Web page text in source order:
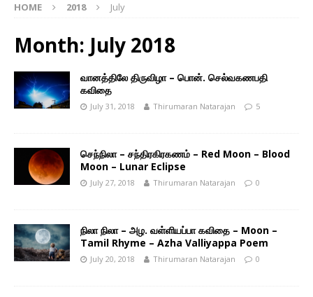
HOME 2018 July
Month: July 2018
வானத்திலே திருவிழா – பொன். செல்வகணபதி
கவிதை
July 31, 2018 Thirumaran Natarajan 5
செந்நிலா – சந்திரகிரகணம் – Red Moon – Blood
Moon – Lunar Eclipse
July 27, 2018 Thirumaran Natarajan 0
நிலா நிலா – அழ. வள்ளியப்பா கவிதை – Moon –
Tamil Rhyme – Azha Valliyappa Poem
July 20, 2018 Thirumaran Natarajan 0